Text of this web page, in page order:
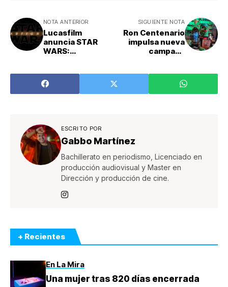
NOTA ANTERIOR
Lucasfilm
anuncia STAR
WARS:
SIGUIENTE NOTA
Ron Centenario
impulsa nueva
campaña
naturaleza
ESCRITO POR
Gabbo Martínez
Bachillerato en periodismo, Licenciado en
producción audiovisual y Master en
Dirección y producción de cine.
+ Recientes
En La Mira
Una mujer tras 820 días encerrada